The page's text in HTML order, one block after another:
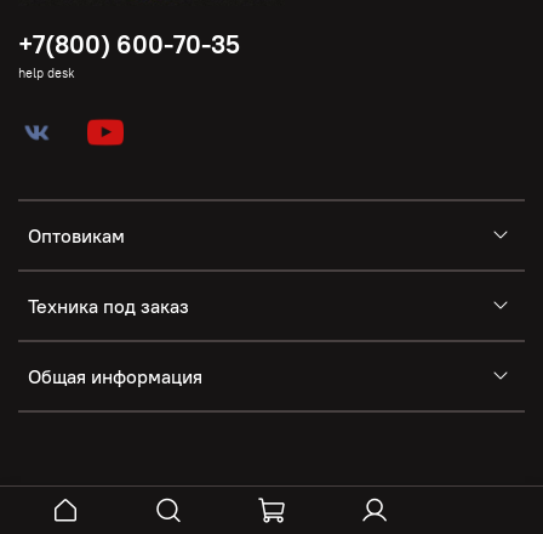
Оптовикам
Техника под заказ
Общая информация
+7(800) 600-70-35
help desk